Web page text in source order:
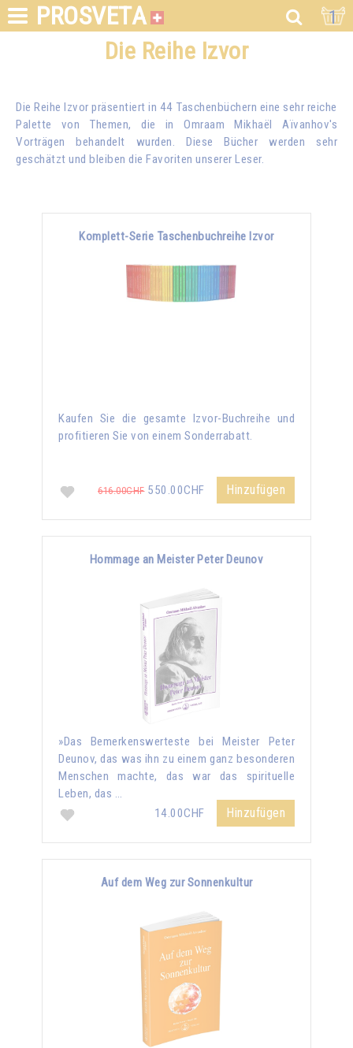
PROSVETA 1
Die Reihe Izvor
Die Reihe Izvor präsentiert in 44 Taschenbüchern eine sehr reiche
Palette von Themen, die inOmraam Mikhaël Aïvanhov's
Vorträgen behandelt wurden. Diese Bücher werden sehr
geschätzt und bleiben die Favoriten unserer Leser.
Komplett-Serie Taschenbuchreihe Izvor
Kaufen Sie die gesamte Izvor-Buchreihe und
profitieren Sie von einem Sonderrabatt.
616.00CHF550.00CHF Hinzufügen
Hommage an Meister Peter Deunov
»Das Bemerkenswerteste bei Meister Peter
Deunov, das was ihn zu einem ganz besonderen
Menschen machte, das war das spirituelle
Leben, das …
14.00CHF
Hinzufügen
Auf dem Weg zur Sonnenkultur